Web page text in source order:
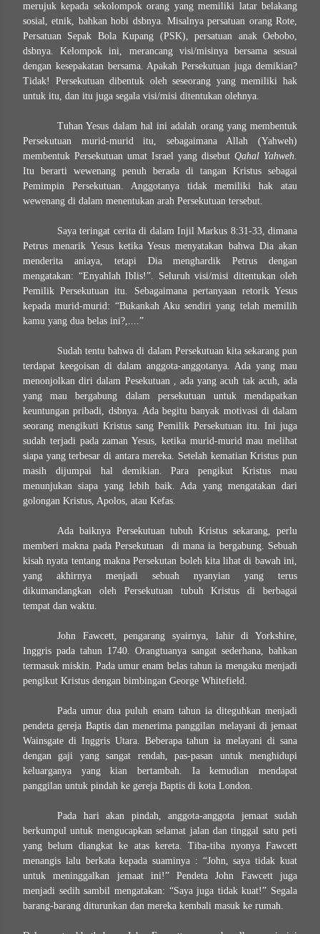
merujuk kepada sekolompok orang yang memiliki latar belakang
sosial, etnik, bahkan hobi dsbnya. Misalnya persatuan orang Rote,
Persatuan Sepak Bola Kupang (PSK), persatuan anak Oebobo,
dsbnya. Kelompok ini, merancang visi/misinya bersama sesuai
dengan kesepakatan bersama. Apakah Persekutuan juga demikian?
Tidak! Persekutuan dibentuk oleh seseorang yang memiliki hak
untuk itu, dan itu juga segala visi/misi ditentukan olehnya.
Tuhan Yesus dalam hal ini adalah orang yang membentuk
Persekutuan murid-murid itu, sebagaimana Allah (Yahweh)
membentuk Persekutuan umat Israel yang disebut Qahal Yahweh.
Itu berarti wewenang penuh berada di tangan Kristus sebagai
Pemimpin Persekutuan. Anggotanya tidak memiliki hak atau
wewenang di dalam menentukan arah Persekutuan tersebut.
Saya teringat cerita di dalam Injil Markus 8:31-33, dimana
Petrus menarik Yesus ketika Yesus menyatakan bahwa Dia akan
menderita aniaya, tetapi Dia menghardik Petrus dengan
mengatakan: “Enyahlah Iblis!”. Seluruh visi/misi ditentukan oleh
Pemilik Persekutuan itu. Sebagaimana pertanyaan retorik Yesus
kepada murid-murid: “Bukankah Aku sendiri yang telah memilih
kamu yang dua belas ini?,....”
Sudah tentu bahwa di dalam Persekutuan kita sekarang pun
terdapat keegoisan di dalam anggota-anggotanya. Ada yang mau
menonjolkan diri dalam Pesekutuan , ada yang acuh tak acuh, ada
yang mau bergabung dalam persekutuan untuk mendapatkan
keuntungan pribadi, dsbnya. Ada begitu banyak motivasi di dalam
seorang mengikuti Kristus sang Pemilik Persekutuan itu. Ini juga
sudah terjadi pada zaman Yesus, ketika murid-murid mau melihat
siapa yang terbesar di antara mereka. Setelah kematian Kristus pun
masih dijumpai hal demikian. Para pengikut Kristus mau
menunjukan siapa yang lebih baik. Ada yang mengatakan dari
golongan Kristus, Apolos, atau Kefas.
Ada baiknya Persekutuan tubuh Kristus sekarang, perlu
memberi makna pada Persekutuan di mana ia bergabung. Sebuah
kisah nyata tentang makna Persekutan boleh kita lihat di bawah ini,
yang akhirnya menjadi sebuah nyanyian yang terus
dikumandangkan oleh Persekutuan tubuh Kristus di berbagai
tempat dan waktu.
John Fawcett, pengarang syairnya, lahir di Yorkshire,
Inggris pada tahun 1740. Orangtuanya sangat sederhana, bahkan
termasuk miskin. Pada umur enam belas tahun ia mengaku menjadi
pengikut Kristus dengan bimbingan George Whitefield.
Pada umur dua puluh enam tahun ia diteguhkan menjadi
pendeta gereja Baptis dan menerima panggilan melayani di jemaat
Wainsgate di Inggris Utara. Beberapa tahun ia melayani di sana
dengan gaji yang sangat rendah, pas-pasan untuk menghidupi
keluarganya yang kian bertambah. Ia kemudian mendapat
panggilan untuk pindah ke gereja Baptis di kota London.
Pada hari akan pindah, anggota-anggota jemaat sudah
berkumpul untuk mengucapkan selamat jalan dan tinggal satu peti
yang belum diangkat ke atas kereta. Tiba-tiba nyonya Fawcett
menangis lalu berkata kepada suaminya : “John, saya tidak kuat
untuk meninggalkan jemaat ini!” Pendeta John Fawcett juga
menjadi sedih sambil mengatakan: “Saya juga tidak kuat!” Segala
barang-barang diturunkan dan mereka kembali masuk ke rumah.